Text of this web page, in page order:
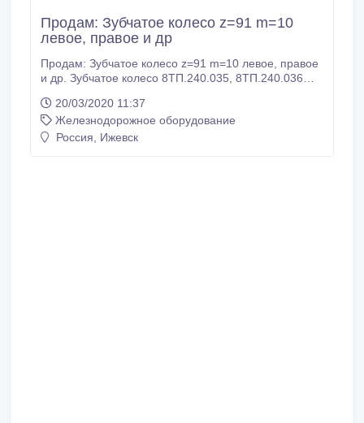
Продам: Зубчатое колесо z=91 m=10
левое, правое и др
Продам: Зубчатое колесо z=91 m=10 левое, правое
и др. Зубчатое колесо 8ТП.240.035, 8ТП.240.036
Зубчатое колесо 8ТН.240.035, 8ТН.240.036
Зубчатое колесо 8ТЛ.224.037/038 Зубчатое колесо
8ТН.224.037/038 8ТЛ.240.012 (8ТП.240.012,
20/03/2020 11:37
Железнодорожное оборудование
Россия, Ижевск